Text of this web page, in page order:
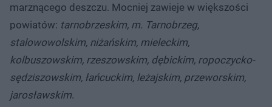
marznącego deszczu. Mocniej zawieje w większości
powiatów: tarnobrzeskim, m. Tarnobrzeg,
stalowowolskim, niżańskim, mieleckim,
kolbuszowskim, rzeszowskim, dębickim, ropoczycko-
sędziszowskim, łańcuckim, leżajskim, przeworskim,
jarosławskim.